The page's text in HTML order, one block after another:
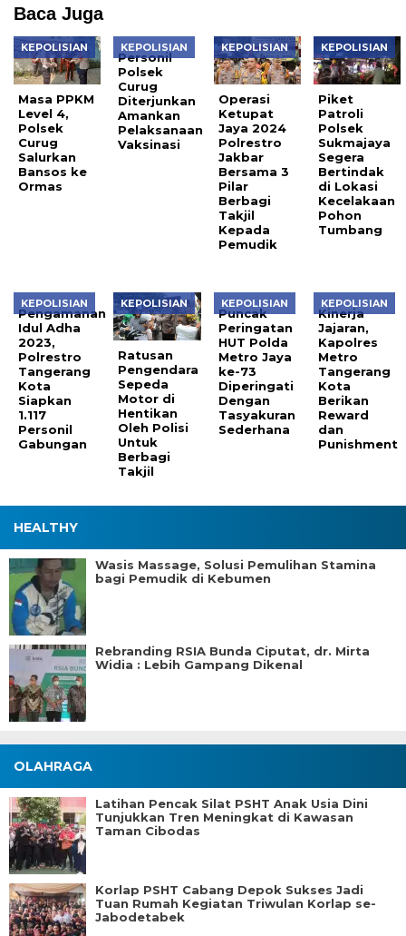
Baca Juga
KEPOLISIAN
Masa PPKM
Level 4,
Polsek
Curug
Salurkan
Bansos ke
Ormas
KEPOLISIAN
Personil
Polsek
Curug
Diterjunkan
Amankan
Pelaksanaan
Vaksinasi
KEPOLISIAN
Operasi
Ketupat
Jaya 2024
Polrestro
Jakbar
Bersama 3
Pilar
Berbagi
Takjil
Kepada
Pemudik
KEPOLISIAN
Piket
Patroli
Polsek
Sukmajaya
Segera
Bertindak
di Lokasi
Kecelakaan
Pohon
Tumbang
KEPOLISIAN
Pengamanan
Idul Adha
2023,
Polrestro
Tangerang
Kota
Siapkan
1.117
Personil
Gabungan
KEPOLISIAN
Ratusan
Pengendara
Sepeda
Motor di
Hentikan
Oleh Polisi
Untuk
Berbagi
Takjil
KEPOLISIAN
Puncak
Peringatan
HUT Polda
Metro Jaya
ke-73
Diperingati
Dengan
Tasyakuran
Sederhana
KEPOLISIAN
Kinerja
Jajaran,
Kapolres
Metro
Tangerang
Kota
Berikan
Reward
dan
Punishment
HEALTHY
Wasis Massage, Solusi Pemulihan Stamina
bagi Pemudik di Kebumen
Rebranding RSIA Bunda Ciputat, dr. Mirta
Widia : Lebih Gampang Dikenal
OLAHRAGA
Latihan Pencak Silat PSHT Anak Usia Dini
Tunjukkan Tren Meningkat di Kawasan
Taman Cibodas
Korlap PSHT Cabang Depok Sukses Jadi
Tuan Rumah Kegiatan Triwulan Korlap se-
Jabodetabek